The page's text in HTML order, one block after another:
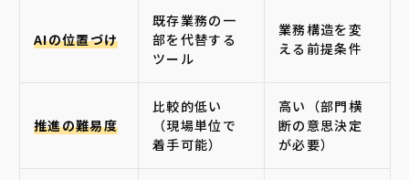
AIの位置づけ
既存業務の一
部を代替する
ツール
業務構造を変
える前提条件
推進の難易度
比較的低い
（現場単位で
着手可能）
高い（部門横
断の意思決定
が必要）